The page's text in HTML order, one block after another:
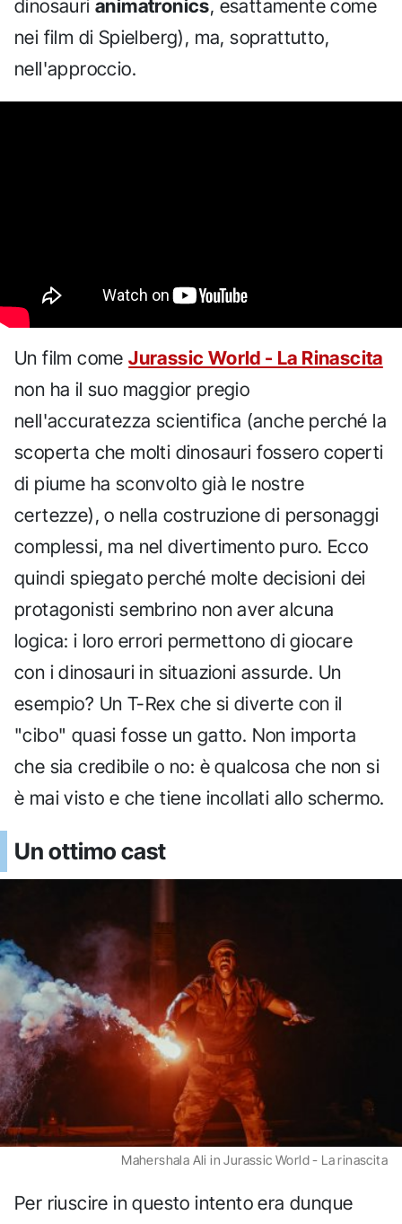
dinosaurianimatronics, esattamente come
nei film di Spielberg), ma, soprattutto,
nell'approccio.
Un film comeJurassic World - La Rinascita
non ha il suo maggior pregio
nell'accuratezza scientifica (anche perché la
scoperta che molti dinosauri fossero coperti
di piume ha sconvolto già le nostre
certezze), o nella costruzione di personaggi
complessi, ma nel divertimento puro. Ecco
quindi spiegato perché molte decisioni dei
protagonisti sembrino non aver alcuna
logica: i loro errori permettono di giocare
con i dinosauri in situazioni assurde. Un
esempio? Un T-Rex che si diverte con il
"cibo" quasi fosse un gatto. Non importa
che sia credibile o no: è qualcosa che non si
è mai visto e che tiene incollati allo schermo.
Un ottimo cast
Mahershala Ali in Jurassic World - La rinascita
Per riuscire in questo intento era dunque